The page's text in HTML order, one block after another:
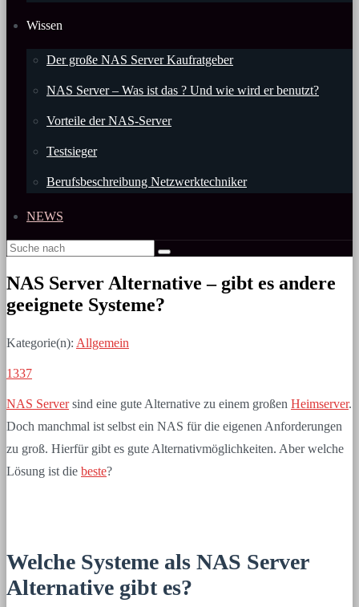
Wissen
Der große NAS Server Kaufratgeber
NAS Server – Was ist das ? Und wie wird er benutzt?
Vorteile der NAS-Server
Testsieger
Berufsbeschreibung Netzwerktechniker
NEWS
NAS Server Alternative – gibt es andere
geeignete Systeme?
Kategorie(n): Allgemein
1337
NAS Serversind eine gute Alternative zu einem großen Heimserver.
Doch manchmal ist selbst ein NAS für die eigenen Anforderungen
zu groß. Hierfür gibt es gute Alternativmöglichkeiten. Aber welche
Lösung ist die beste?
Welche Systeme als NAS Server
Alternative gibt es?